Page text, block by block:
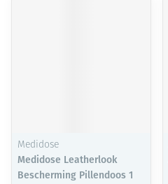
Medidose
Medidose Leatherlook
Bescherming Pillendoos 1